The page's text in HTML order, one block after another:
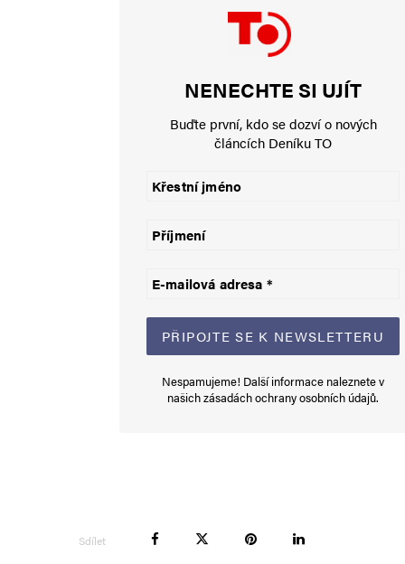
Uložit do prohlížeče jméno, e-mail a webovou stránku pro
Informujte mě o nových komentářích e-mailem.
Informujte mě o nových příspěvcích e-mailem.
Alternative:
NENECHTE SI UJÍT
Buďte první, kdo se dozví o nových
článcích Deníku TO
Nespamujeme! Další informace naleznete v
našichzásadách ochrany osobních údajů.
Sdílet